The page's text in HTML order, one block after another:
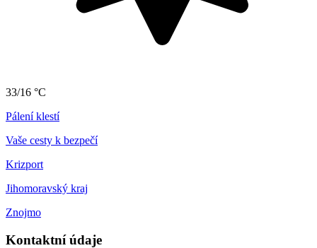
33/16 °C
Pálení klestí
Vaše cesty k bezpečí
Krizport
Jihomoravský kraj
Znojmo
Kontaktní údaje